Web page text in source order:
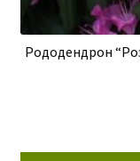
Рододендрон